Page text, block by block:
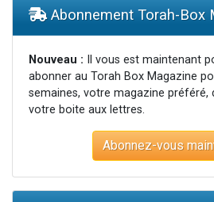
Abonnement Torah-Box
Nouveau : Il vous est maintenant
abonner au Torah Box Magazine
semaines, votre magazine préféré,
votre boite aux lettres.
Abonnez-vous